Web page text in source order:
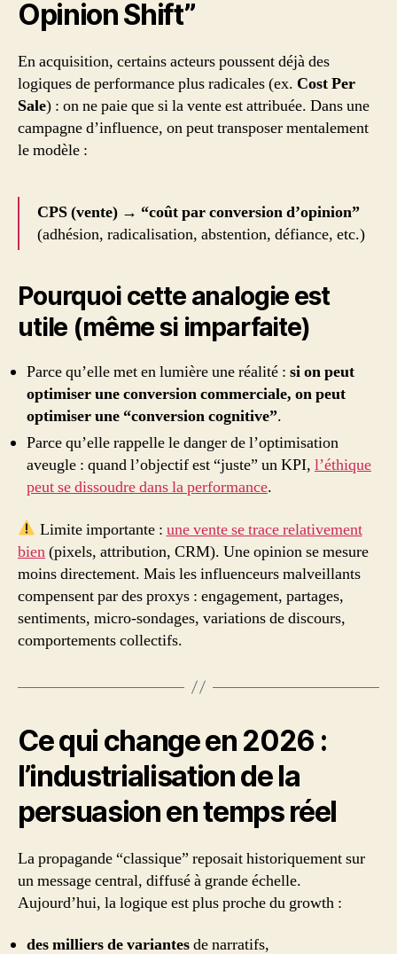
Opinion Shift”
En acquisition, certains acteurs poussent déjà des
logiques de performance plus radicales (ex. Cost Per
Sale) : on ne paie que si la vente est attribuée. Dans une
campagne d’influence, on peut transposer mentalement
le modèle :
CPS (vente) → “coût par conversion d’opinion”
(adhésion, radicalisation, abstention, défiance, etc.)
Pourquoi cette analogie est
utile (même si imparfaite)
Parce qu’elle met en lumière une réalité : si on peut
optimiser une conversion commerciale, on peut
optimiser une “conversion cognitive”.
Parce qu’elle rappelle le danger de l’optimisation
aveugle : quand l’objectif est “juste” un KPI, l’éthique
peut se dissoudre dans la performance.
Limite importante : une vente se trace relativement
bien(pixels, attribution, CRM). Une opinion se mesure
moins directement. Mais les influenceurs malveillants
compensent par des proxys : engagement, partages,
sentiments, micro-sondages, variations de discours,
comportements collectifs.
Ce qui change en 2026 :
l’industrialisation de la
persuasion en temps réel
La propagande “classique” reposait historiquement sur
un message central, diffusé à grande échelle.
Aujourd’hui, la logique est plus proche du growth :
des milliers de variantesde narratifs,